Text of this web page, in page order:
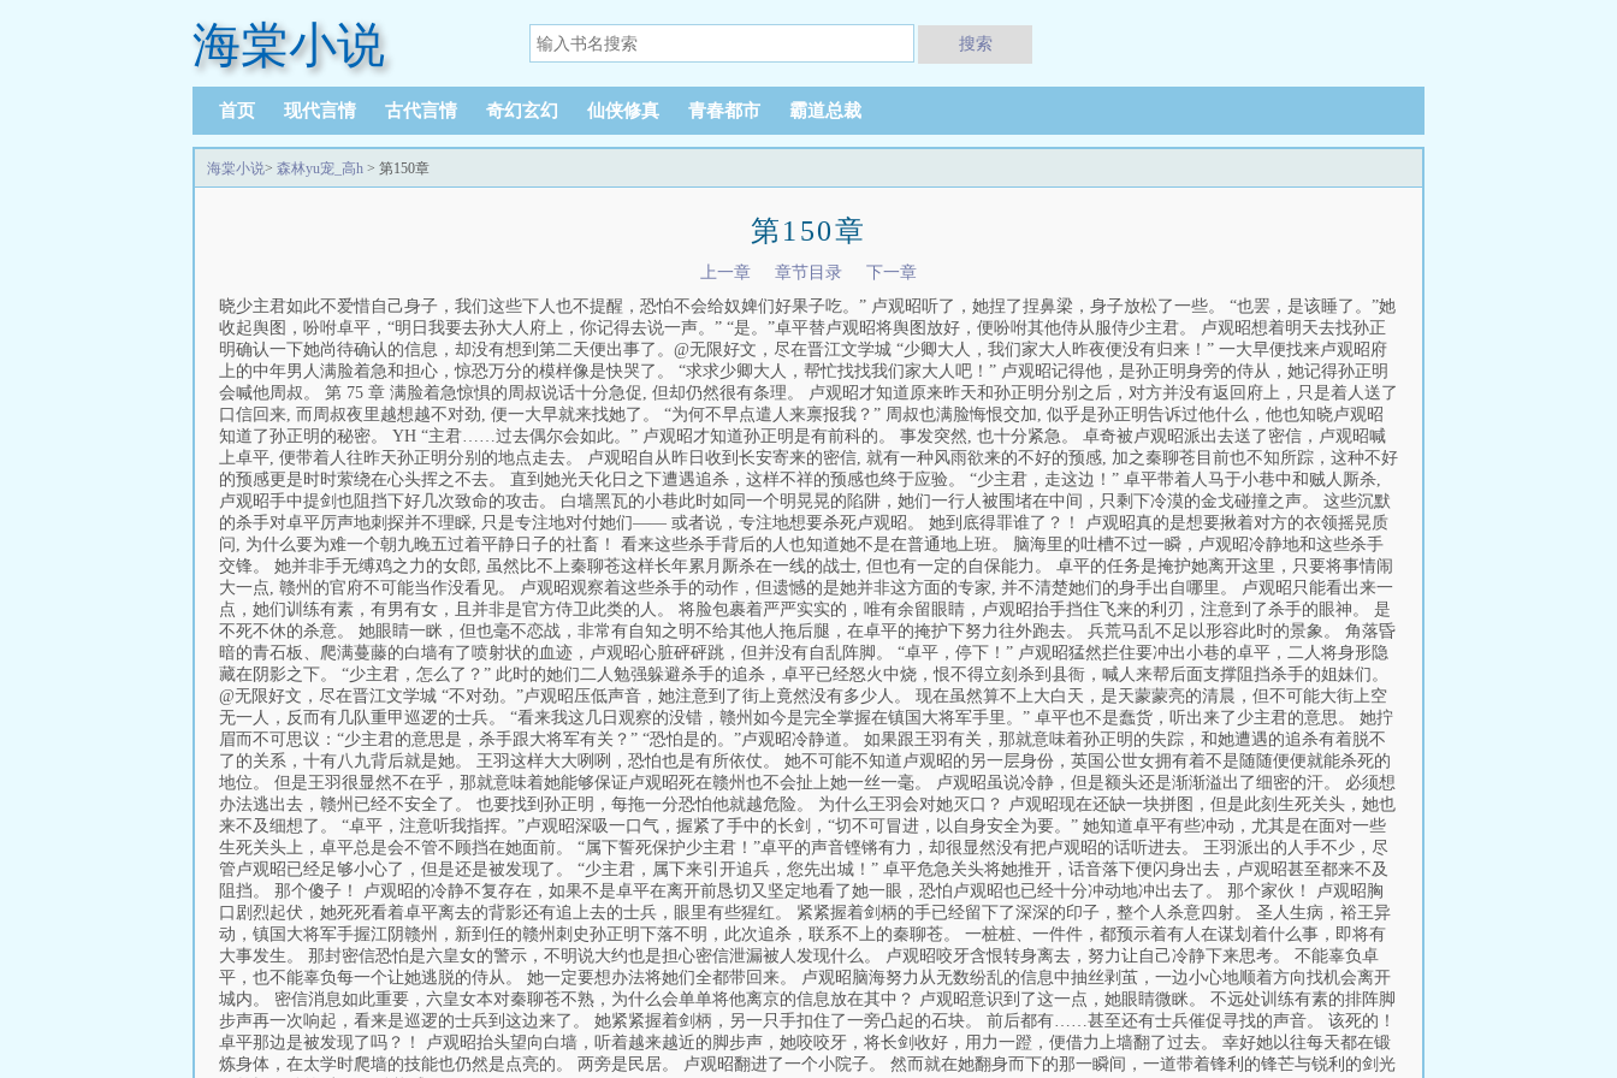
海棠小说 搜索
首页 现代言情 古代言情 奇幻玄幻 仙侠修真 青春都市 霸道总裁
海棠小说> 森林yu宠_高h > 第150章
第150章
上一章 章节目录
下一章
晓少主君如此不爱惜自己身子，我们这些下人也不提醒，恐怕不会给奴婢们好果子吃。” 卢观昭听了，她捏了捏鼻梁，身子放松了一些。 “也罢，是该睡了。”她
收起舆图，吩咐卓平，“明日我要去孙大人府上，你记得去说一声。” “是。”卓平替卢观昭将舆图放好，便吩咐其他侍从服侍少主君。 卢观昭想着明天去找孙正
明确认一下她尚待确认的信息，却没有想到第二天便出事了。@无限好文，尽在晋江文学城 “少卿大人，我们家大人昨夜便没有归来！” 一大早便找来卢观昭府
上的中年男人满脸着急和担心，惊恐万分的模样像是快哭了。 “求求少卿大人，帮忙找找我们家大人吧！” 卢观昭记得他，是孙正明身旁的侍从，她记得孙正明
会喊他周叔。 第 75 章 满脸着急惊惧的周叔说话十分急促, 但却仍然很有条理。 卢观昭才知道原来昨天和孙正明分别之后，对方并没有返回府上，只是着人送了
口信回来, 而周叔夜里越想越不对劲, 便一大早就来找她了。 “为何不早点遣人来禀报我？” 周叔也满脸悔恨交加, 似乎是孙正明告诉过他什么，他也知晓卢观昭
知道了孙正明的秘密。 YH “主君……过去偶尔会如此。” 卢观昭才知道孙正明是有前科的。 事发突然, 也十分紧急。 卓奇被卢观昭派出去送了密信，卢观昭喊
上卓平, 便带着人往昨天孙正明分别的地点走去。 卢观昭自从昨日收到长安寄来的密信, 就有一种风雨欲来的不好的预感, 加之秦聊苍目前也不知所踪，这种不好
的预感更是时时萦绕在心头挥之不去。 直到她光天化日之下遭遇追杀，这样不祥的预感也终于应验。 “少主君，走这边！” 卓平带着人马于小巷中和贼人厮杀,
卢观昭手中提剑也阻挡下好几次致命的攻击。 白墙黑瓦的小巷此时如同一个明晃晃的陷阱，她们一行人被围堵在中间，只剩下冷漠的金戈碰撞之声。 这些沉默
的杀手对卓平厉声地刺探并不理睬, 只是专注地对付她们—— 或者说，专注地想要杀死卢观昭。 她到底得罪谁了？！ 卢观昭真的是想要揪着对方的衣领摇晃质
问, 为什么要为难一个朝九晚五过着平静日子的社畜！ 看来这些杀手背后的人也知道她不是在普通地上班。 脑海里的吐槽不过一瞬，卢观昭冷静地和这些杀手
交锋。 她并非手无缚鸡之力的女郎, 虽然比不上秦聊苍这样长年累月厮杀在一线的战士, 但也有一定的自保能力。 卓平的任务是掩护她离开这里，只要将事情闹
大一点, 赣州的官府不可能当作没看见。 卢观昭观察着这些杀手的动作，但遗憾的是她并非这方面的专家, 并不清楚她们的身手出自哪里。 卢观昭只能看出来一
点，她们训练有素，有男有女，且并非是官方侍卫此类的人。 将脸包裹着严严实实的，唯有余留眼睛，卢观昭抬手挡住飞来的利刃，注意到了杀手的眼神。 是
不死不休的杀意。 她眼睛一眯，但也毫不恋战，非常有自知之明不给其他人拖后腿，在卓平的掩护下努力往外跑去。 兵荒马乱不足以形容此时的景象。 角落昏
暗的青石板、爬满蔓藤的白墙有了喷射状的血迹，卢观昭心脏砰砰跳，但并没有自乱阵脚。 “卓平，停下！” 卢观昭猛然拦住要冲出小巷的卓平，二人将身形隐
藏在阴影之下。 “少主君，怎么了？” 此时的她们二人勉强躲避杀手的追杀，卓平已经怒火中烧，恨不得立刻杀到县衙，喊人来帮后面支撑阻挡杀手的姐妹们。
@无限好文，尽在晋江文学城 “不对劲。”卢观昭压低声音，她注意到了街上竟然没有多少人。 现在虽然算不上大白天，是天蒙蒙亮的清晨，但不可能大街上空
无一人，反而有几队重甲巡逻的士兵。 “看来我这几日观察的没错，赣州如今是完全掌握在镇国大将军手里。” 卓平也不是蠢货，听出来了少主君的意思。 她拧
眉而不可思议：“少主君的意思是，杀手跟大将军有关？” “恐怕是的。”卢观昭冷静道。 如果跟王羽有关，那就意味着孙正明的失踪，和她遭遇的追杀有着脱不
了的关系，十有八九背后就是她。 王羽这样大大咧咧，恐怕也是有所依仗。 她不可能不知道卢观昭的另一层身份，英国公世女拥有着不是随随便便就能杀死的
地位。 但是王羽很显然不在乎，那就意味着她能够保证卢观昭死在赣州也不会扯上她一丝一毫。 卢观昭虽说冷静，但是额头还是渐渐溢出了细密的汗。 必须想
办法逃出去，赣州已经不安全了。 也要找到孙正明，每拖一分恐怕他就越危险。 为什么王羽会对她灭口？ 卢观昭现在还缺一块拼图，但是此刻生死关头，她也
来不及细想了。 “卓平，注意听我指挥。”卢观昭深吸一口气，握紧了手中的长剑，“切不可冒进，以自身安全为要。” 她知道卓平有些冲动，尤其是在面对一些
生死关头上，卓平总是会不管不顾挡在她面前。 “属下誓死保护少主君！”卓平的声音铿锵有力，却很显然没有把卢观昭的话听进去。 王羽派出的人手不少，尽
管卢观昭已经足够小心了，但是还是被发现了。 “少主君，属下来引开追兵，您先出城！” 卓平危急关头将她推开，话音落下便闪身出去，卢观昭甚至都来不及
阻挡。 那个傻子！ 卢观昭的冷静不复存在，如果不是卓平在离开前恳切又坚定地看了她一眼，恐怕卢观昭也已经十分冲动地冲出去了。 那个家伙！ 卢观昭胸
口剧烈起伏，她死死看着卓平离去的背影还有追上去的士兵，眼里有些猩红。 紧紧握着剑柄的手已经留下了深深的印子，整个人杀意四射。 圣人生病，裕王异
动，镇国大将军手握江阴赣州，新到任的赣州刺史孙正明下落不明，此次追杀，联系不上的秦聊苍。 一桩桩、一件件，都预示着有人在谋划着什么事，即将有
大事发生。 那封密信恐怕是六皇女的警示，不明说大约也是担心密信泄漏被人发现什么。 卢观昭咬牙含恨转身离去，努力让自己冷静下来思考。 不能辜负卓
平，也不能辜负每一个让她逃脱的侍从。 她一定要想办法将她们全都带回来。 卢观昭脑海努力从无数纷乱的信息中抽丝剥茧，一边小心地顺着方向找机会离开
城内。 密信消息如此重要，六皇女本对秦聊苍不熟，为什么会单单将他离京的信息放在其中？ 卢观昭意识到了这一点，她眼睛微眯。 不远处训练有素的排阵脚
步声再一次响起，看来是巡逻的士兵到这边来了。 她紧紧握着剑柄，另一只手扣住了一旁凸起的石块。 前后都有……甚至还有士兵催促寻找的声音。 该死的！
卓平那边是被发现了吗？！ 卢观昭抬头望向白墙，听着越来越近的脚步声，她咬咬牙，将长剑收好，用力一蹬，便借力上墙翻了过去。 幸好她以往每天都在锻
炼身体，在太学时爬墙的技能也仍然是点亮的。 两旁是民居。 卢观昭翻进了一个小院子。 然而就在她翻身而下的那一瞬间，一道带着锋利的锋芒与锐利的剑光